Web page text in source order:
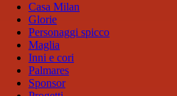
Casa Milan
Glorie
Personaggi spicco
Maglia
Inni e cori
Palmares
Sponsor